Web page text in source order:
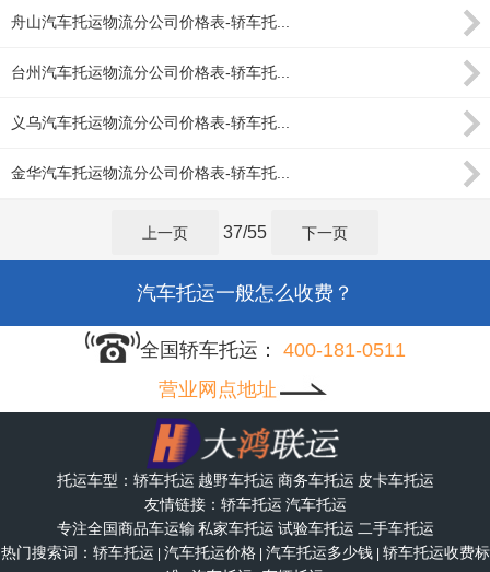
舟山汽车托运物流分公司价格表-轿车托...
台州汽车托运物流分公司价格表-轿车托...
义乌汽车托运物流分公司价格表-轿车托...
金华汽车托运物流分公司价格表-轿车托...
上一页 37/55 下一页
轿车托运要多少天？
汽车托运一般怎么收费？
车辆托运收费标准？
小汽车长途托运收费标准？
小轿车长途托运价格表？
托运轿车需要什么流程？
全国轿车托运：
400-181-0511
营业网点地址
托运车型： 轿车托运 越野车托运 商务车托运 皮卡车托运
友情链接： 轿车托运 汽车托运
专注全国商品车运输 私家车托运 试验车托运 二手车托运
热门搜索词： 轿车托运 汽车托运价格| 汽车托运多少钱| 轿车托运收费标